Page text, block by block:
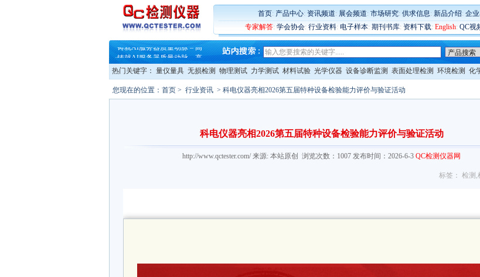
首页: 产品中心: 资讯频道: 展会频道: 市场研究: 供求信息: 新品介绍: 企
专家解答: 学会协会: 行业资料: 电子样本: 期刊书库: 资料下载: English: QC视
蔡司软件 | 高效变形分析能
铸就AI服务器质量动脉 – 高
·铸就AI服务器质量动脉 – 高
·ZEISS BOSELLO ADR 让内部缺
·蔡司和亿纬锂能达成战略合作
·大牌云集 买家升级 ——26
·蔡司软件 | 高效变形分析能
·铸就AI服务器质量动脉 – 高
热门关键字： 量仪量具 无损检测 物理测试 力学测试 材料试验 光学仪器 设备诊断监测 表面处理检测 环境检测 化
您现在的位置： 首页 > 行业资讯 > 科电仪器亮相2026第五届特种设备检验能力评价与验证活动
科电仪器亮相2026第五届特种设备检验能力评价与验证活动
http://www.qctester.com/ 来源: 本站原创 浏览次数：1007 发布时间：2026-6-3 QC检测仪器网
标签： 检测 ,